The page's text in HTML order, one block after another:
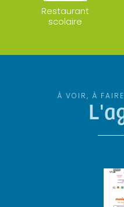
Restaurant
scolaire
À VOIR, À